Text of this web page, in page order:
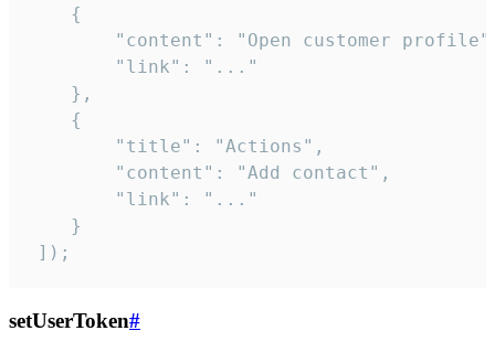
    {
"content": "Open customer
        "link": "..."
    },
    {
        "title": "Actions",
        "content": "Add contact",
        "link": "..."
    }
]);
setUserToken#